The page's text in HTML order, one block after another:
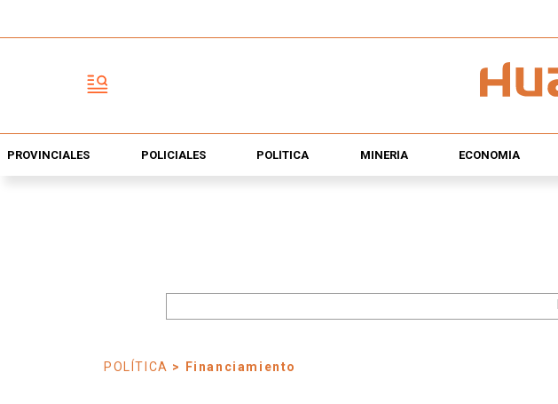
PROVINCIALES POLICIALES POLÍTICA MINERÍA ECONOMÍA
POLÍTICA > Financiamiento